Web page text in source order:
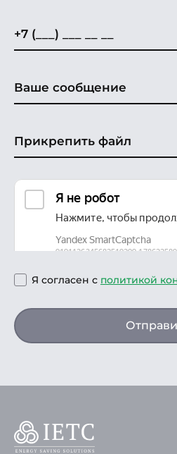
Прикрепить файл
Я согласен с политикой